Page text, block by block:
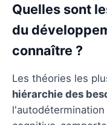
Quelles sont
du
connaître ?
Les théories les
hiérarchie des